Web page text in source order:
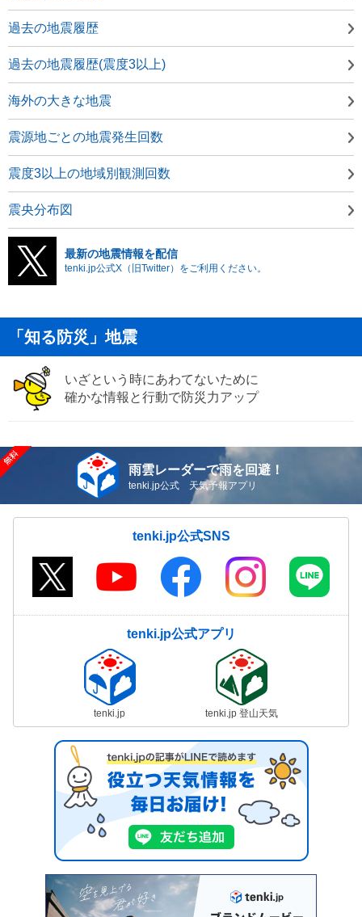
過去の地震履歴
過去の地震履歴(震度3以上)
海外の大きな地震
震源地ごとの地震発生回数
震度3以上の地域別観測回数
震央分布図
最新の地震情報を配信
tenki.jp公式X（旧Twitter）をご利用ください。
「知る防災」地震
いざという時にあわてないために
確かな情報と行動で防災力アップ
雨雲レーダーで雨を回避！
tenki.jp公式 天気予報アプリ
tenki.jp公式SNS
tenki.jp公式アプリ
tenki.jp tenki.jp 登山天気